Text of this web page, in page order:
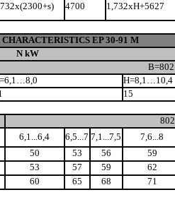
4700 1,732xH+5627
EP 30-91 M
N kW
B=802
H=8,1…10,4
15
802
6,1...6,4 6,5...7 7,1...7,5 7,6...8
50 53 56 59
53 57 59 62
60 65 68 71